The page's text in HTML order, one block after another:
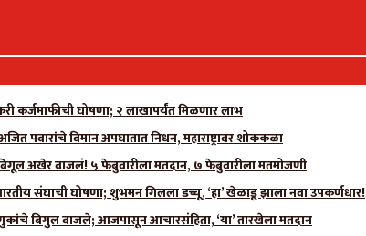
कर्जमाफीची घोषणा; २ लाखापर्यंत मिळणार लाभ
पवारांचे विमान अपघातात निधन, महाराष्ट्रावर शोककळा
अखेर वाजलं! ५ फेब्रुवारीला मतदान, ७ फेब्रुवारीला मतमोजणी
संघाची घोषणा; शुभमन गिलला डच्चू, ‘हा’ खेळाडू झाला नवा उपकर्णधार!
बिगुल वाजले; आजपासून आचारसंहिता, ‘या’ तारखेला मतदान